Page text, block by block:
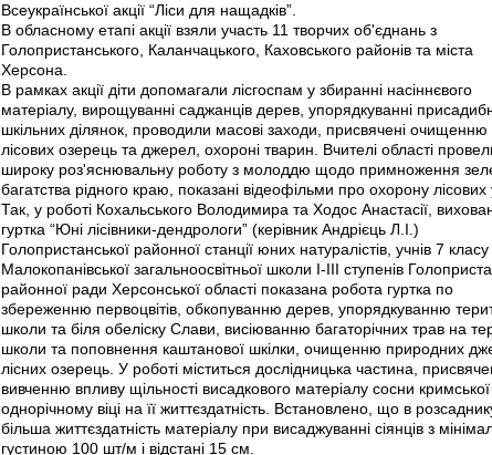
Всеукраїнської акції “Ліси для нащадків”.
В обласному етапі акції взяли участь 11 творчих об'єднань з
Голопристанського, Каланчацького, Каховського районів та міста
Херсона.
В рамках акції діти допомагали лісгоспам у збиранні насіннєвого
матеріалу, вирощуванні саджанців дерев, упорядкуванні
шкільних ділянок, проводили масові заходи, присвячені очищенню
лісових озерець та джерел, охороні тварин. Вчителі області
широку роз'яснювальну роботу з молоддю щодо примноження
багатства рідного краю, показані відеофільми про охорону лісових
Так, у роботі Кохальського Володимира та Ходос Анастасії,
гуртка “Юні лісівники-дендрологи” (керівник Андрієць Л.І.)
Голопристанської районної станції юних натуралістів, учнів 7 класу
Малокопанівської загальноосвітньої школи І-ІІІ ступенів
районної ради Херсонської області показана робота гуртка по
збереженню первоцвітів, обкопуванню дерев, упорядкуванню
школи та біля обеліску Слави, висіюванню багаторічних трав на
школи та поповнення каштанової шкілки, очищенню природних
лісних озерець. У роботі міститься дослідницька частина,
вивченню впливу щільності висадкового матеріалу сосни
однорічному віці на її життєздатність. Встановлено, що в
більша життєздатність матеріалу при висаджуванні сіянців з
густиною 100 шт/м і відстані 15 см.